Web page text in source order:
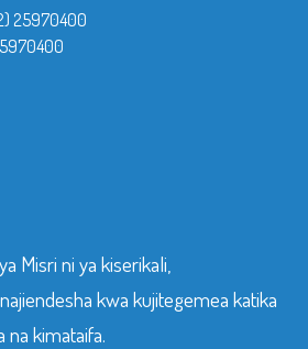
25970400
Misri ni ya kiserikali,
kwa kujitegemea katika
na kimataifa.